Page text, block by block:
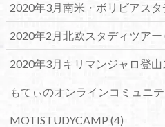
2020年3月南米・ボリビアス
2020年2月北欧スタディツアー
2020年3月キリマンジャロ登
もてぃのオンラインコミュニテ
MOTISTUDYCAMP (4)